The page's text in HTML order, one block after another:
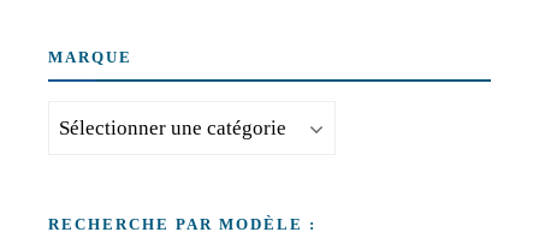
MARQUE
RECHERCHE PAR MODÈLE :